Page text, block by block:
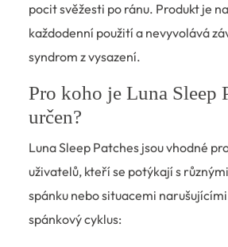
pocit svěžesti po ránu. Produkt je
každodenní použití a nevyvolává
syndrom z vysazení.
Pro koho je Luna Sleep
určen?
Luna Sleep Patches jsou vhodné
uživatelů, kteří se potýkají s
spánku nebo situacemi
spánkový cyklus: